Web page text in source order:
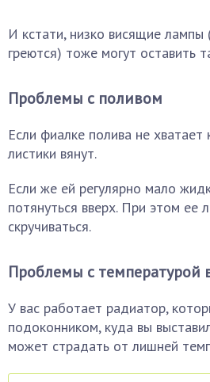
И кстати, низко висящие
греются) тоже могут оставить
Проблемы с поливом
Если фиалке полива не хватает
листики вянут.
Если же ей регулярно мало
потянуться вверх. При этом ее
скручиваться.
Проблемы с температурой
У вас работает радиатор,
подоконником, куда вы
может страдать от лишней